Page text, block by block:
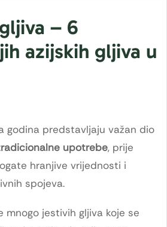
– 6
azijskih gljiva u
godina predstavljaju važan dio
upotrebe, prije
hranjive vrijednosti i
spojeva.
mnogo jestivih gljiva koje se